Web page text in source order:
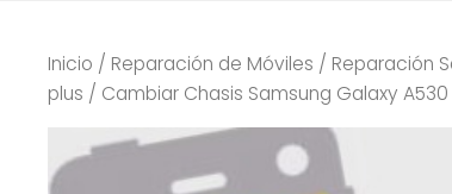
Inicio / Reparación de Móviles / Reparación
plus / Cambiar Chasis Samsung Galaxy A530